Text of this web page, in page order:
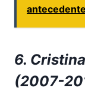
6.
(2007-